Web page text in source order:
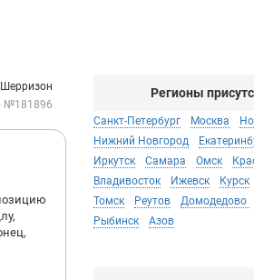
Шерризон
№181896
Регионы
Санкт-Петербург Москва
Нижний Новгород
Иркутск
Самара Омск
Владивосток
Ижевск Курск
Томск
Реутов Домодедово
Рыбинск
Азов